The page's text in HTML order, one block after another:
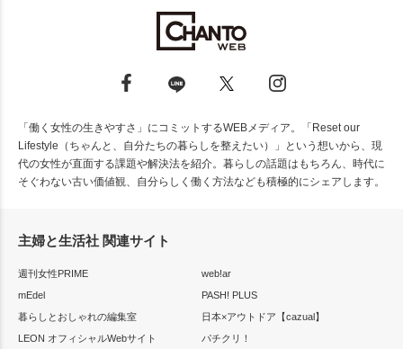
「働く女性の生きやすさ」にコミットするWEBメディア。「Reset our
Lifestyle（ちゃんと、自分たちの暮らしを整えたい）」という想いから、現
代の女性が直面する課題や解決法を紹介。暮らしの話題はもちろん、時代に
そぐわない古い価値観、自分らしく働く方法なども積極的にシェアします。
主婦と生活社 関連サイト
週刊女性PRIME
web!ar
mEdel
PASH! PLUS
暮らしとおしゃれの編集室
日本×アウトドア【cazual】
LEON オフィシャルWebサイト
パチクリ！